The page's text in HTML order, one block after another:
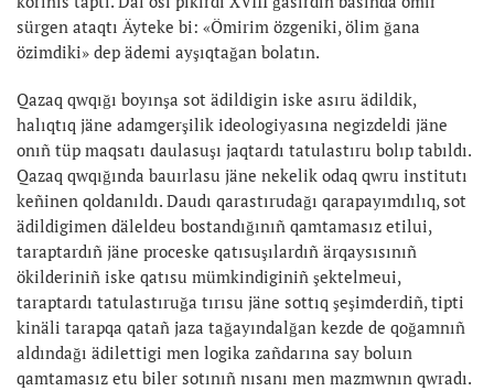
sürgen ataqtı Äyteke bi: «Ömirim özgeniki, ölim ğana
özimdiki» dep ädemi ayşıqtağan bolatın.
Qazaq qwqığı boyınşa sot ädildigin iske asıru ädildik,
halıqtıq jäne adamgerşilik ideologiyasına negizdeldi jäne
onıñ tüp maqsatı daulasuşı jaqtardı tatulastıru bolıp tabıldı.
Qazaq qwqığında bauırlasu jäne nekelik odaq qwru institutı
keñinen qoldanıldı. Daudı qarastırudağı qarapayımdılıq, sot
ädildigimen däleldeu bostandığınıñ qamtamasız etilui,
taraptardıñ jäne proceske qatısuşılardıñ ärqaysısınıñ
ökilderiniñ iske qatısu mümkindiginiñ şektelmeui,
taraptardı tatulastıruğa tırısu jäne sottıq şeşimderdiñ, tipti
kinäli tarapqa qatañ jaza tağayındalğan kezde de qoğamnıñ
aldındağı ädilettigi men logika zañdarına say boluın
qamtamasız etu biler sotınıñ nısanı men mazmwnın qwradı.